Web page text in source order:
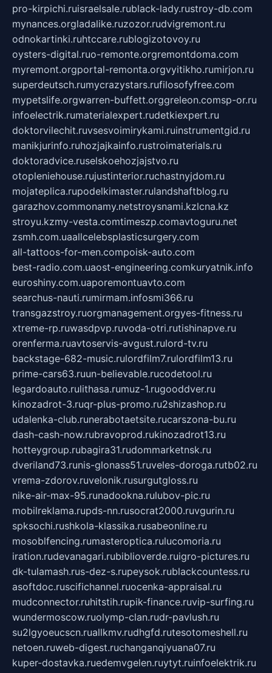
pro-kirpichi.ruisraelsale.rublack-lady.rustroy-db.com
mynances.orgladalike.ruzozor.rudvigremont.ru
odnokartinki.ruhtccare.rublogizotovoy.ru
oysters-digital.ruo-remonte.orgremontdoma.com
myremont.orgportal-remonta.orgvyitikho.rumirjon.ru
superdeutsch.rumycrazystars.rufilosofyfree.com
mypetslife.orgwarren-buffett.orggreleon.comsp-or.ru
infoelectrik.rumaterialexpert.rudetkiexpert.ru
doktorvilechit.ruvsesvoimirykami.ruinstrumentgid.ru
manikjurinfo.ruhozjajkainfo.rustroimaterials.ru
doktoradvice.ruselskoehozjajstvo.ru
otopleniehouse.rujustinterior.ruchastnyjdom.ru
mojateplica.rupodelkimaster.rulandshaftblog.ru
garazhov.commonamy.netstroysnami.kzlcna.kz
stroyu.kzmy-vesta.comtimeszp.comavtoguru.net
zsmh.com.uaallcelebsplasticsurgery.com
all-tattoos-for-men.compoisk-auto.com
best-radio.com.uaost-engineering.comkuryatnik.info
euroshiny.com.uaporemontuavto.com
searchus-nauti.rumirmam.infosmi366.ru
transgazstroy.ruorgmanagement.orgyes-fitness.ru
xtreme-rp.ruwasdpvp.ruvoda-otri.rutishinapve.ru
orenferma.ruavtoservis-avgust.rulord-tv.ru
backstage-682-music.rulordfilm7.rulordfilm13.ru
prime-cars63.ruun-believable.rucodetool.ru
legardoauto.rulithasa.rumuz-1.rugooddver.ru
kinozadrot-3.ruqr-plus-promo.ru2shizashop.ru
udalenka-club.runerabotaetsite.rucarszona-bu.ru
dash-cash-now.rubravoprod.rukinozadrot13.ru
hotteygroup.rubagira31.rudommarketnsk.ru
dveriland73.runis-glonass51.ruveles-doroga.rutb02.ru
vrema-zdorov.ruvelonik.rusurgutgloss.ru
nike-air-max-95.runadookna.rulubov-pic.ru
mobilreklama.rupds-nn.rusocrat2000.ruvgurin.ru
spksochi.rushkola-klassika.rusabeonline.ru
mosoblfencing.rumasteroptica.rulucomoria.ru
iration.rudevanagari.rubiblioverde.ruigro-pictures.ru
dk-tulamash.rus-dez-s.rupeysok.rublackcountess.ru
asoftdoc.ruscifichannel.ruocenka-appraisal.ru
mudconnector.ruhitstih.rupik-finance.ruvip-surfing.ru
wundermoscow.ruolymp-clan.rudr-pavlush.ru
su2lgyoeucscn.ruallkmv.rudhgfd.rutesotomeshell.ru
netoen.ruweb-digest.ruchanganqiyuana07.ru
kuper-dostavka.ruedemvgelen.ruytyt.ruinfoelektrik.ru